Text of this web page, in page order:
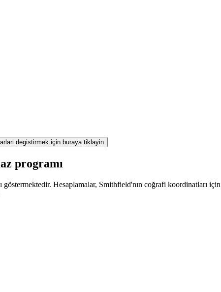
degistirmek için buraya tiklayin
programı
Hesaplamalar, Smithfield'nın coğrafi koordinatları